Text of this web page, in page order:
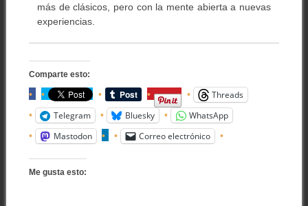
más de clásicos, pero con la mente abierta a nuevas
experiencias.
Comparte esto:
Threads
Telegram
Bluesky
WhatsApp
Mastodon
Correo electrónico
Me gusta esto: